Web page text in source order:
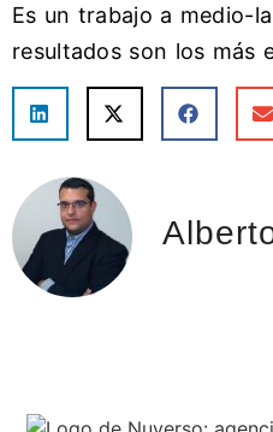
Es un trabajo a medio-
resultados son los más